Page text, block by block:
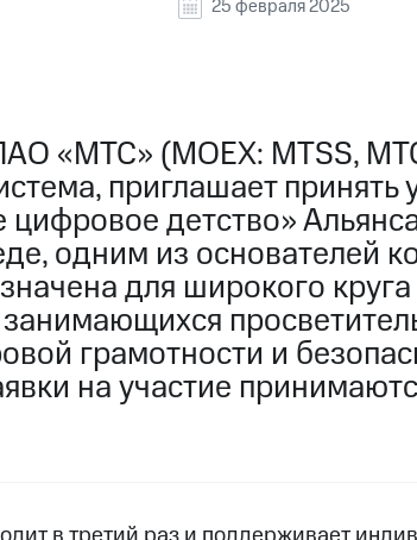
25 февраля 2025
«МТС» (MOEX: MTSS,
приглашает принять
цифровое детство»
одним из основателей
для широкого
грамотности и
на участие